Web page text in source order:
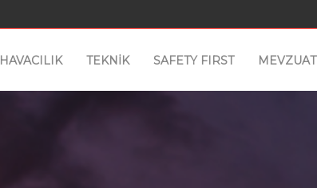
HAVACILIK TEKNİK SAFETY FIRST MEVZUAT